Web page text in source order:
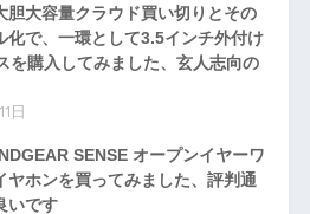
胆大容量クラウド買い切りとその
化で、一環として3.5インチ外付け
を購入してみました、玄人志向の
日
SENSE オープンイヤーワ
ヤホンを買ってみました、評判通
いです